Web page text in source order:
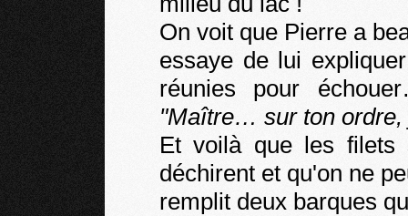
On voit que Pierre a
essaye de lui
réunies pour
"Maître… sur ton
Et voilà que les filets
déchirent et qu'on ne
remplit deux barques